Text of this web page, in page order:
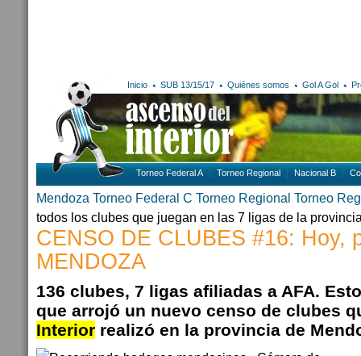
Inicio SUB 13/15/17 Quiénes somos Gol A Gol
Torneo Federal A Torneo Regional Nacional B
Mendoza Torneo Federal C Torneo Regional Torneo
todos los clubes que juegan en las 7 ligas de la
CENSO DE CLUBES #16: Hoy,
MENDOZA
136 clubes, 7 ligas afiliadas a AFA.
que arrojó un nuevo censo de clubes
Interior realizó en la provincia de